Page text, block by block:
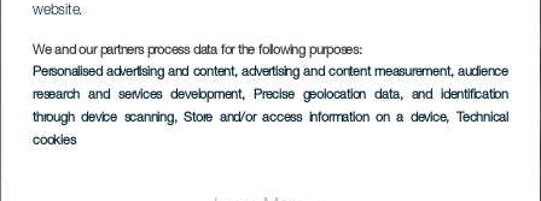
website.
We and our partners process data for the following purposes:
Personalised advertising and content, advertising and content measurement, audience
research and services development, Precise geolocation data, and identification
through device scanning, Store and/or access information on a device, Technical
cookies
Landhotel Senderos
TENERIFE